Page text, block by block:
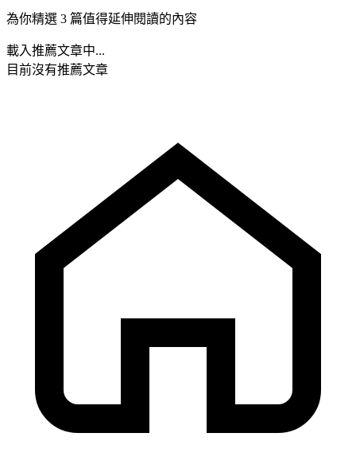
為你精選 3 篇值得延伸閱讀的內容
載入推薦文章中...
目前沒有推薦文章